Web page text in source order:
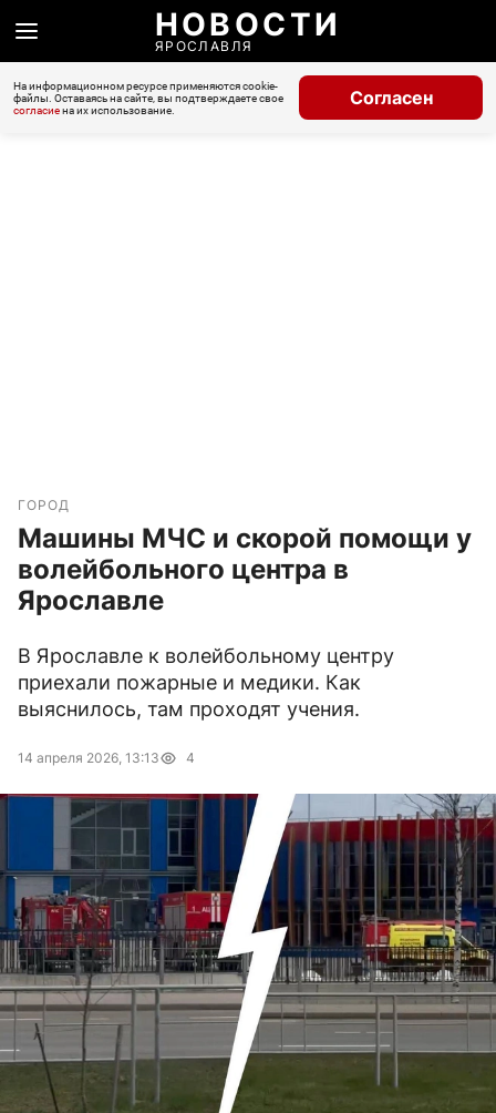
НОВОСТИ
ЯРОСЛАВЛЯ
На информационном ресурсе применяются cookie-
файлы. Оставаясь на сайте, вы подтверждаете свое
согласиена их использование.
Согласен
ГОРОД
Машины МЧС и скорой помощи у
волейбольного центра в
Ярославле
В Ярославле к волейбольному центру
приехали пожарные и медики. Как
выяснилось, там проходят учения.
14 апреля 2026, 13:13 4